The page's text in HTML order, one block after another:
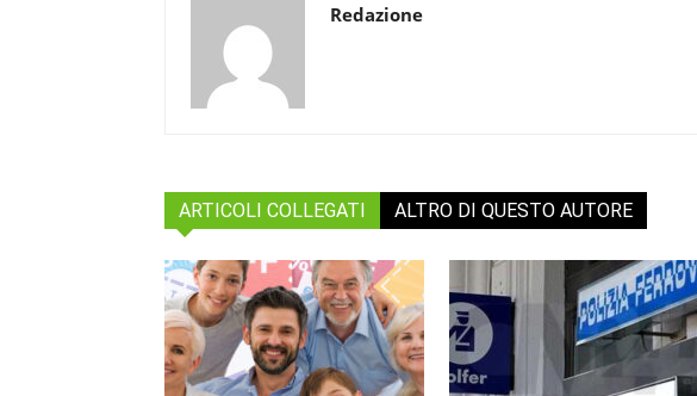
Redazione
ARTICOLI COLLEGATI ALTRO DI QUESTO AUTORE